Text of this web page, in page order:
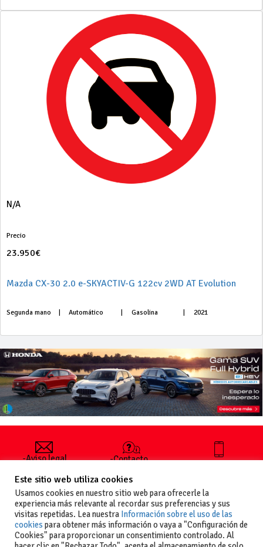
N/A
Precio
23.950€
Mazda CX-30 2.0 e-SKYACTIV-G 122cv 2WD AT Evolution
Segunda mano Automático Gasolina 2021
-Aviso legal
generales
de uso
-Política de
privacidad
-Política de
cookies
-Contacto
publicar un
anuncio
-Vende+
+34 627 35
Este sitio web utiliza cookies
Usamos cookies en nuestro sitio web para ofrecerle la
experiencia más relevante al recordar sus preferencias y sus
visitas repetidas. Lea nuestra Información sobre el uso de las
cookies para obtener más información o vaya a "Configuración de
Cookies" para proporcionar un consentimiento controlado. Al